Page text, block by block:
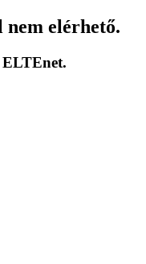
elérhető.
ELTEnet.